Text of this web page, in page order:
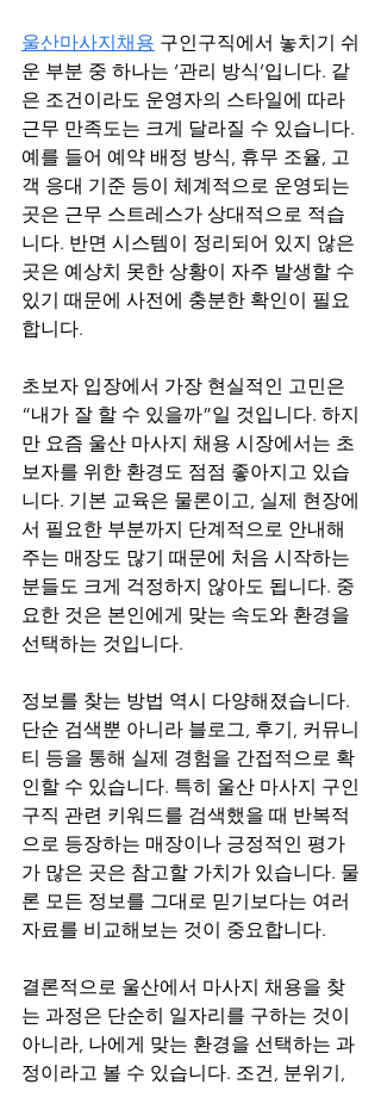
울산마사지채용 구인구직에서 놓치기 쉬
운 부분 중 하나는 ‘관리 방식’입니다. 같
은 조건이라도 운영자의 스타일에 따라
근무 만족도는 크게 달라질 수 있습니다.
예를 들어 예약 배정 방식, 휴무 조율, 고
객 응대 기준 등이 체계적으로 운영되는
곳은 근무 스트레스가 상대적으로 적습
니다. 반면 시스템이 정리되어 있지 않은
곳은 예상치 못한 상황이 자주 발생할 수
있기 때문에 사전에 충분한 확인이 필요
합니다.
초보자 입장에서 가장 현실적인 고민은
“내가 잘 할 수 있을까”일 것입니다. 하지
만 요즘 울산 마사지 채용 시장에서는 초
보자를 위한 환경도 점점 좋아지고 있습
니다. 기본 교육은 물론이고, 실제 현장에
서 필요한 부분까지 단계적으로 안내해
주는 매장도 많기 때문에 처음 시작하는
분들도 크게 걱정하지 않아도 됩니다. 중
요한 것은 본인에게 맞는 속도와 환경을
선택하는 것입니다.
정보를 찾는 방법 역시 다양해졌습니다.
단순 검색뿐 아니라 블로그, 후기, 커뮤니
티 등을 통해 실제 경험을 간접적으로 확
인할 수 있습니다. 특히 울산 마사지 구인
구직 관련 키워드를 검색했을 때 반복적
으로 등장하는 매장이나 긍정적인 평가
가 많은 곳은 참고할 가치가 있습니다. 물
론 모든 정보를 그대로 믿기보다는 여러
자료를 비교해보는 것이 중요합니다.
결론적으로 울산에서 마사지 채용을 찾
는 과정은 단순히 일자리를 구하는 것이
아니라, 나에게 맞는 환경을 선택하는 과
정이라고 볼 수 있습니다. 조건, 분위기,